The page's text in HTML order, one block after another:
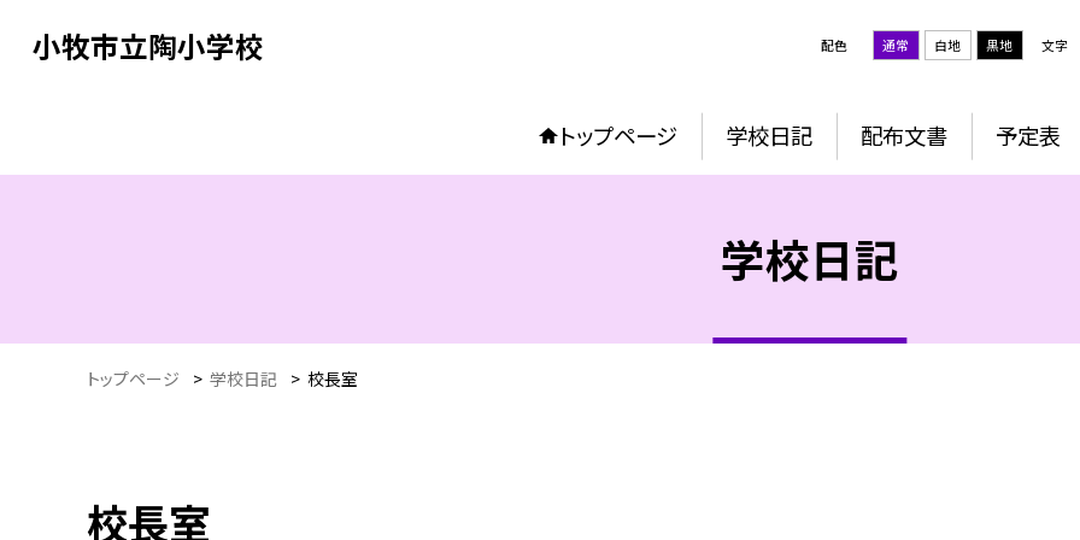
小牧市立陶小学校 配色 通常 白地 黒地 文字
トップページ 学校日記 配布文書 予定表
学校日記
トップページ > 学校日記 > 校長室
校長室